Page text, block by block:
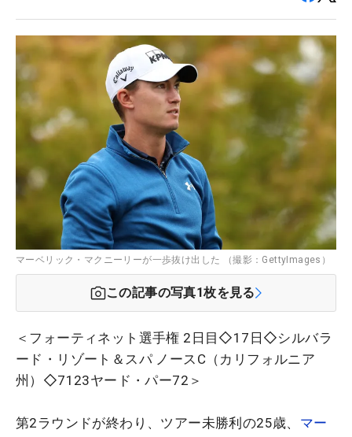
マーベリック・マクニーリーが一歩抜け出した （撮影：GettyImages）
この記事の写真1枚を見る
＜フォーティネット選手権 2日目◇17日◇シルバラ
ード・リゾート＆スパ ノースC（カリフォルニア
州）◇7123ヤード・パー72＞
第2ラウンドが終わり、ツアー未勝利の25歳、 マー